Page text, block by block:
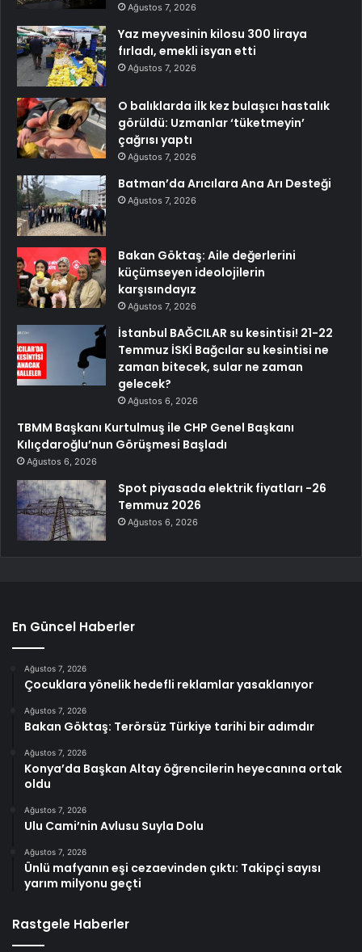
Ağustos 7, 2026
Yaz meyvesinin kilosu 300 liraya
fırladı, emekli isyan etti
Ağustos 7, 2026
O balıklarda ilk kez bulaşıcı hastalık
görüldü: Uzmanlar ‘tüketmeyin’
çağrısı yaptı
Ağustos 7, 2026
Batman’da Arıcılara Ana Arı Desteği
Ağustos 7, 2026
Bakan Göktaş: Aile değerlerini
küçümseyen ideolojilerin
karşısındayız
Ağustos 7, 2026
İstanbul BAĞCILAR su kesintisi! 21-22
Temmuz İSKİ Bağcılar su kesintisi ne
zaman bitecek, sular ne zaman
gelecek?
Ağustos 6, 2026
TBMM Başkanı Kurtulmuş ile CHP Genel Başkanı
Kılıçdaroğlu’nun Görüşmesi Başladı
Ağustos 6, 2026
Spot piyasada elektrik fiyatları -26
Temmuz 2026
Ağustos 6, 2026
En Güncel Haberler
Ağustos 7, 2026
Çocuklara yönelik hedefli reklamlar yasaklanıyor
Ağustos 7, 2026
Bakan Göktaş: Terörsüz Türkiye tarihi bir adımdır
Ağustos 7, 2026
Konya’da Başkan Altay öğrencilerin heyecanına ortak
oldu
Ağustos 7, 2026
Ulu Cami’nin Avlusu Suyla Dolu
Ağustos 7, 2026
Ünlü mafyanın eşi cezaevinden çıktı: Takipçi sayısı
yarım milyonu geçti
Rastgele Haberler